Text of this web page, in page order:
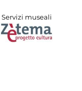
Servizi museali